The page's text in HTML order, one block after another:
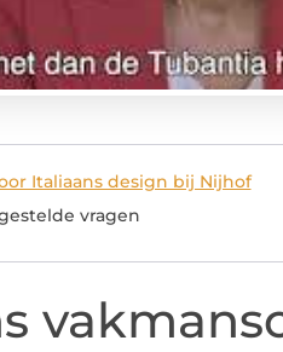
Italiaans design bij Nijhof
vragen